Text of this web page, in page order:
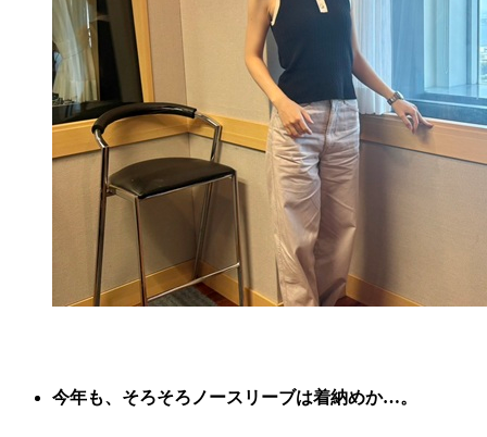
今年も、そろそろノースリーブは着納めか…。